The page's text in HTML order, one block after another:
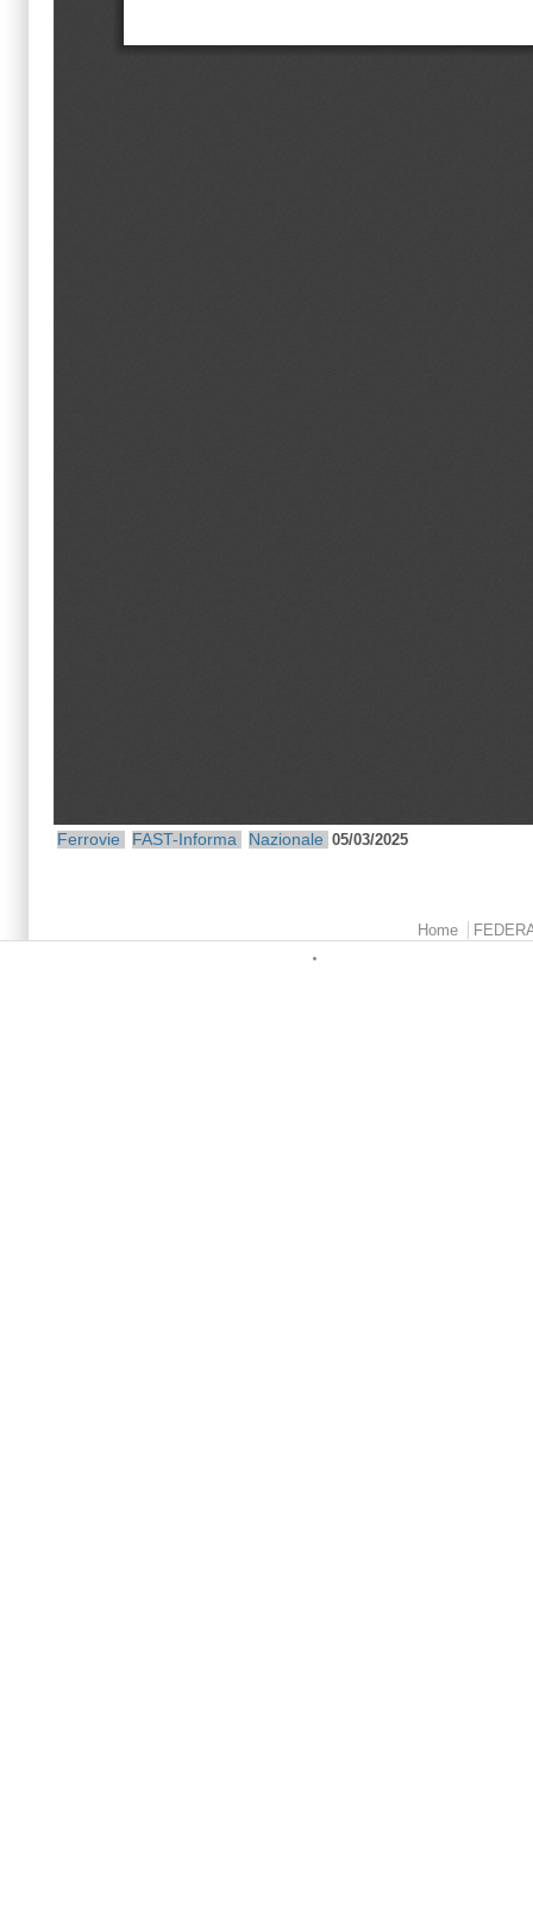
Ferrovie FAST-Informa Nazionale 05/03/2025
Home